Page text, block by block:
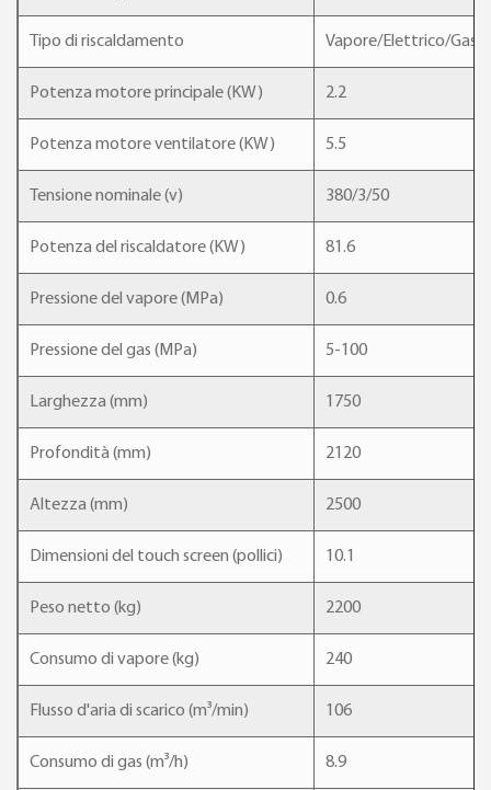
Tipo di riscaldamento Vapore/Elettrico/Gas
Potenza motore principale (KW) 2.2
Potenza motore ventilatore (KW) 5.5
Tensione nominale (v) 380/3/50
Potenza del riscaldatore (KW) 81.6
Pressione del vapore (MPa) 0.6
Pressione del gas (MPa) 5-100
Larghezza (mm) 1750
Profondità (mm) 2120
Altezza (mm) 2500
Dimensioni del touch screen (pollici) 10.1
Peso netto (kg) 2200
Consumo di vapore (kg) 240
Flusso d'aria di scarico (m³/min) 106
Consumo di gas (m³/h) 8.9